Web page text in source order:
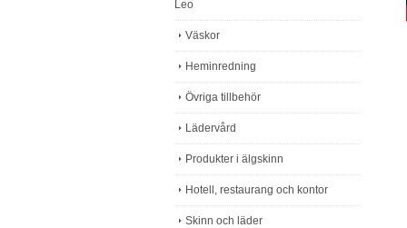
Leo
Väskor
Heminredning
Övriga tillbehör
Lädervård
Produkter i älgskinn
Hotell, restaurang och kontor
Skinn och läder